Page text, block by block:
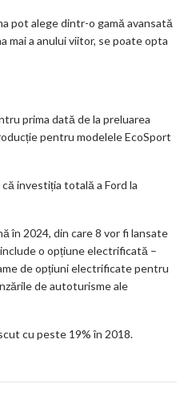
pot alege dintr-o gamă avansată
mai a anului viitor, se poate opta
prima dată de la preluarea
pentru modelele EcoSport
investiția totală a Ford la
în 2024, din care 8 vor fi lansate
o opțiune electrificată –
de opțiuni electrificate pentru
de autoturisme ale
cu peste 19% în 2018.